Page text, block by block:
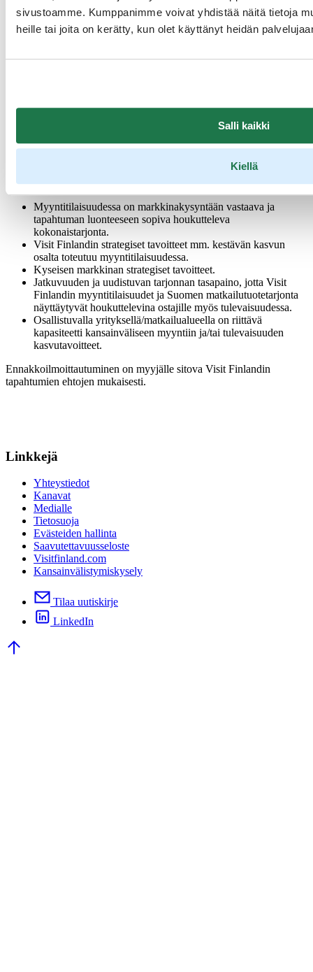
sivustoamme. Kumppanimme voivat yhdistää näitä tietoja
heille tai joita on kerätty, kun olet käyttänyt heidän
Salli kaikki
Kiellä
Verkkosivut:TTG Travel Experience
Kaksi yritystä voi jakaa pöydän hintaan 3600 € + alv (= 1800 € +
alv / yritys), sisältää edustajan molemmista yrityksistä.
HUOM! Ennakko-ilmoittautuminen on auki 15.8.2024 saakka,
myyntitapahtumaan. Osallistujavalinnassa Visit Finland ottaa
huomioon:
Myyntitilaisuudessa on markkinakysyntään vastaava ja
tapahtuman luonteeseen sopiva houkutteleva
kokonaistarjonta.
Visit Finlandin strategiset tavoitteet mm. kestävän kasvun
osalta toteutuu myyntitilaisuudessa.
Kyseisen markkinan strategiset tavoitteet.
Jatkuvuuden ja uudistuvan tarjonnan tasapaino, jotta Visit
Finlandin myyntitilaisuudet ja Suomen matkailutuotetarjonta
näyttäytyvät houkuttelevina ostajille myös tulevaisuudessa.
Osallistuvalla yrityksellä/matkailualueella on riittävä
kapasiteetti kansainväliseen myyntiin ja/tai tulevaisuuden
kasvutavoitteet.
Ennakkoilmoittautuminen on myyjälle sitova Visit Finlandin
tapahtumien ehtojen mukaisesti.
Linkkejä
Yhteystiedot
Kanavat
Medialle
Tietosuoja
Evästeiden hallinta
Saavutettavuusseloste
Visitfinland.com
Kansainvälistymiskysely
Tilaa uutiskirje
LinkedIn